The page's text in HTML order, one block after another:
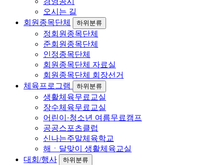
오시는 길
회원종목단체
하위분류
정회원종목단체
준회원종목단체
인정종목단체
회원종목단체 자료실
회원종목단체 회장선거
체육프로그램
하위분류
생활체육무료교실
장수체육무료교실
어린이·청소년 여름무료캠프
공공스포츠클럽
신나는주말체육학교
해ㆍ달맞이 생활체육교실
대회/행사
하위분류